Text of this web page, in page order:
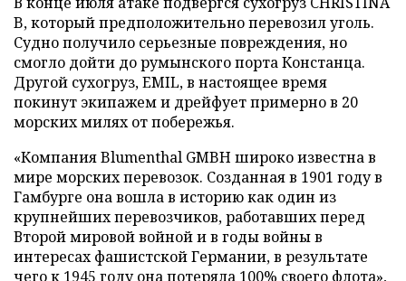
B, который предположительно перевозил уголь.
Судно получило серьезные повреждения, но
смогло дойти до румынского порта Констанца.
Другой сухогруз, EMIL, в настоящее время
покинут экипажем и дрейфует примерно в 20
морских милях от побережья.
«Компания Blumenthal GMBH широко известна в
мире морских перевозок. Созданная в 1901 году в
Гамбурге она вошла в историю как один из
крупнейших перевозчиков, работавших перед
Второй мировой войной и в годы войны в
интересах фашистской Германии, в результате
чего к 1945 году она потеряла 100% своего флота»,